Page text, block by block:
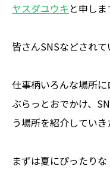
ヤスダユウキと申しま
皆さんSNSなどされて
仕事柄いろんな場所
ぶらっとおでかけ、
う場所を紹介してい
まずは夏にぴったりな